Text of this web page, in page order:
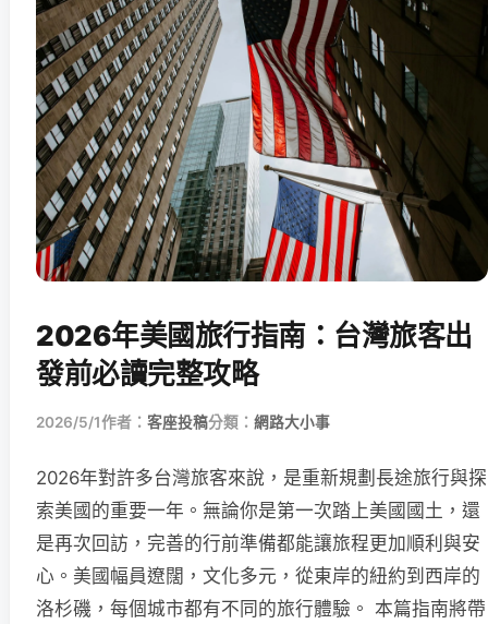
2026年美國旅行指南：台灣旅客出
發前必讀完整攻略
2026/5/1作者： 客座投稿分類： 網路大小事
2026年對許多台灣旅客來說，是重新規劃長途旅行與探
索美國的重要一年。無論你是第一次踏上美國國土，還
是再次回訪，完善的行前準備都能讓旅程更加順利與安
心。美國幅員遼闊，文化多元，從東岸的紐約到西岸的
洛杉磯，每個城市都有不同的旅行體驗。 本篇指南將帶